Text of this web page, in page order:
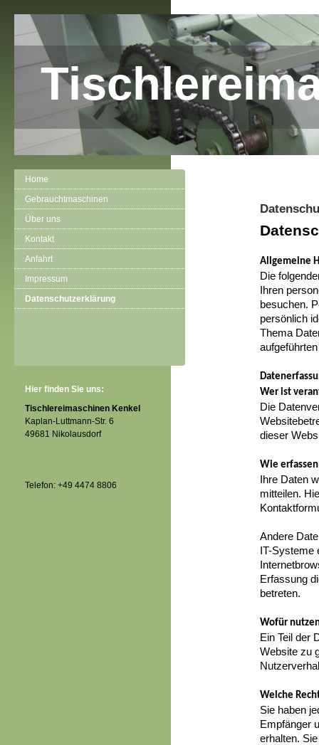
Allgemeine
Die
Ihren
besuchen.
persönlich
Thema
Wer ist
Die
dieser
Wie
Ihre Daten
mitteilen.
Andere
IT-Systeme
Erfassung
betreten.
Wofür
Ein Teil der
Website zu
Welche
Sie haben
Empfänger
erhalten.
Home
Gebrauchtmaschinen
Über uns
Kontakt
Anfahrt
Impressum
Datenschutzerklärung
Hier finden Sie uns:
Tischlereimaschinen Kenkel
Kaplan-Luttmann-Str. 6
49681 Nikolausdorf
Telefon: +49 4474 8806